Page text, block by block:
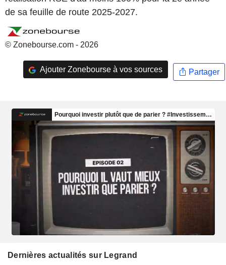
de sa feuille de route 2025-2027.
© Zonebourse.com - 2026
Ajouter Zonebourse à vos sources Partager
Dernières actualités sur Legrand